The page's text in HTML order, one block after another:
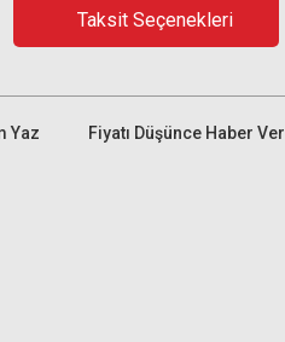
Taksit Seçenekleri
Yaz Fiyatı Düşünce Haber Ver